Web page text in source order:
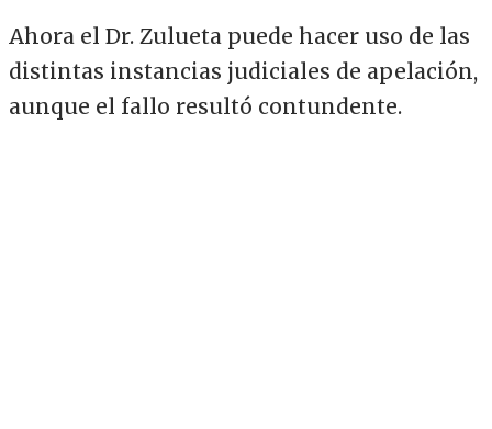
Ahora el Dr. Zulueta puede hacer uso de las
distintas instancias judiciales de apelación,
aunque el fallo resultó contundente.